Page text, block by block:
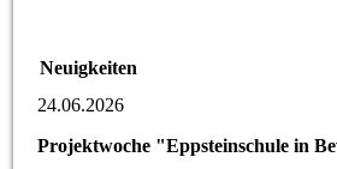
Neuigkeiten
24.06.2026
Projektwoche "Eppsteinschule in